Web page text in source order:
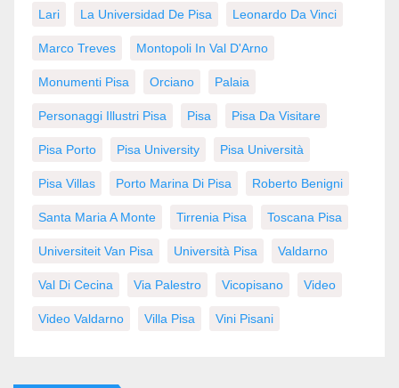
Lari La Universidad De Pisa Leonardo Da Vinci
Marco Treves Montopoli In Val D'Arno
Monumenti Pisa Orciano Palaia
Personaggi Illustri Pisa Pisa Pisa Da Visitare
Pisa Porto Pisa University Pisa Università
Pisa Villas Porto Marina Di Pisa Roberto Benigni
Santa Maria A Monte Tirrenia Pisa Toscana Pisa
Universiteit Van Pisa Università Pisa Valdarno
Val Di Cecina Via Palestro Vicopisano Video
Video Valdarno Villa Pisa Vini Pisani